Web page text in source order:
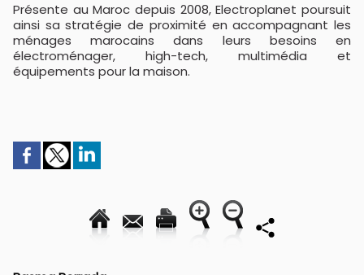
Présente au Maroc depuis 2008, Electroplanet poursuit
ainsi sa stratégie de proximité en accompagnant les
ménages marocains dans leurs besoins en
électroménager, high-tech, multimédia et
équipements pour la maison.